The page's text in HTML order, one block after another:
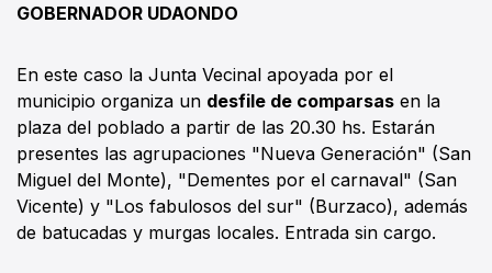
GOBERNADOR UDAONDO
En este caso la Junta Vecinal apoyada por el
municipio organiza un desfile de comparsas en la
plaza del poblado a partir de las 20.30 hs. Estarán
presentes las agrupaciones "Nueva Generación" (San
Miguel del Monte), "Dementes por el carnaval" (San
Vicente) y "Los fabulosos del sur" (Burzaco), además
de batucadas y murgas locales. Entrada sin cargo.